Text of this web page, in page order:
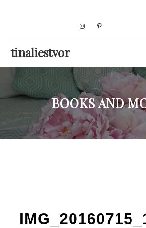
tinaliestvor
BOOKS AND